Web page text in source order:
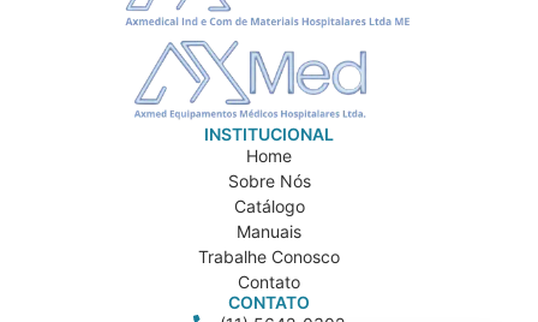
INSTITUCIONAL
Home
Sobre Nós
Catálogo
Manuais
Trabalhe Conosco
Contato
CONTATO